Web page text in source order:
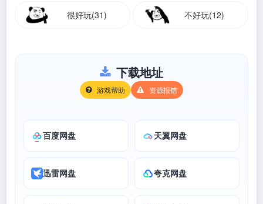
很好玩(31) 不好玩(12)
下载地址
游戏帮助 资源报错
百度网盘 天翼网盘
迅雷网盘 夸克网盘